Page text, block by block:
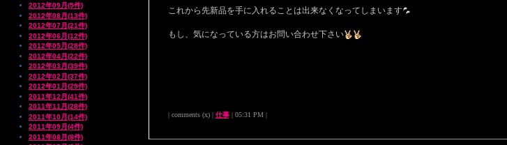
2012年09月(5件)
2012年08月(13件)
2012年07月(21件)
2012年06月(12件)
2012年05月(28件)
2012年04月(22件)
2012年03月(39件)
2012年02月(37件)
2012年01月(29件)
2011年12月(41件)
2011年11月(28件)
2011年10月(14件)
2011年09月(4件)
2011年08月(8件)
これから先新品を手に入れることは出来なくなってしまいます
もし、気になっている方はお問い合わせ下さい
| comments (x) | 仕事| 05:31 PM |